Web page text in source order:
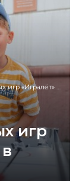
в Краснодаре 31 мая
игр